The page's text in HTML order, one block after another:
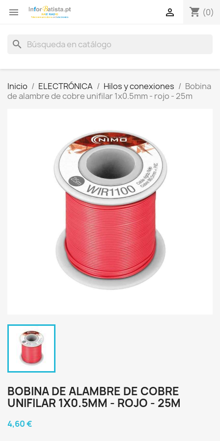
 shopping_cart (0)

search
Inicio ELECTRÓNICA Hilos y conexiones
Bobina
de alambre de cobre unifilar 1x0.5mm - rojo - 25m
BOBINA DE ALAMBRE DE COBRE
UNIFILAR 1X0.5MM - ROJO - 25M
4,60 €